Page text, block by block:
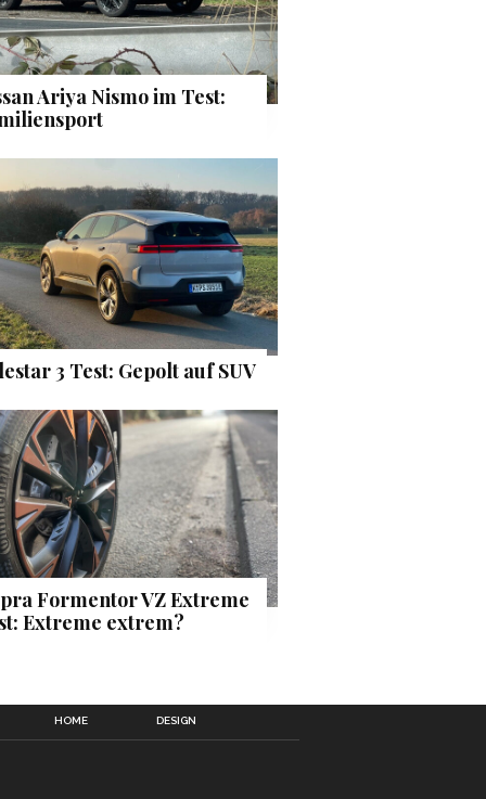
Ariya Nismo im Test:
3 Test: Gepolt auf SUV
Formentor VZ Extreme
Extreme extrem?
HOME DESIGN